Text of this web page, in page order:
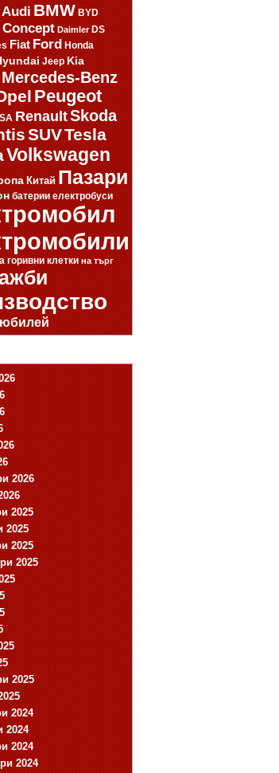
Audi BMW BYD
Concept Daimler DS
Fiat Ford Honda
Jeep Kia
Mercedes-Benz
Peugeot
RenaultSkoda
SUVTesla
Volkswagen
Китай Пазари
батерии електробуси
горивни клетки на търг
юбилей
2026
2025
2025
2025
2025
2025
2024
2024
2024
2024